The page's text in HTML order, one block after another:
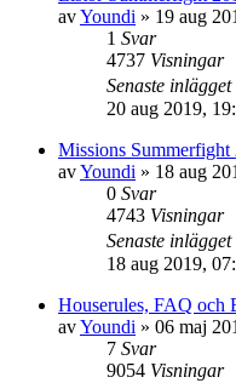
avYoundi » 19 aug
1 Svar
4737 Visningar
Senaste inlägget
20 aug 2019,
Missions Summerfight
avYoundi » 18 aug
0 Svar
4743 Visningar
Senaste inlägget
18 aug 2019,
Houserules, FAQ och
avYoundi » 06 maj
7 Svar
9054 Visningar